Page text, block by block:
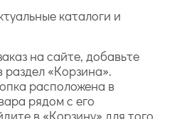
каталоги и
на сайте, добавьте
«Корзина».
расположена в
рядом с его